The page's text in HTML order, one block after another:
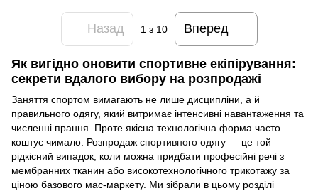
Назад 1 з 10 Вперед
Як вигідно оновити спортивне екіпірування:
секрети вдалого вибору на розпродажі
Заняття спортом вимагають не лише дисципліни, а й
правильного одягу, який витримає інтенсивні навантаження та
численні прання. Проте якісна технологічна форма часто
коштує чимало. Розпродаж спортивного одягу — це той
рідкісний випадок, коли можна придбати професійні речі з
мембранних тканин або високотехнологічного трикотажу за
ціною базового мас-маркету. Ми зібрали в цьому розділі